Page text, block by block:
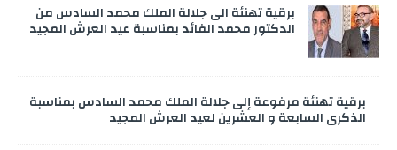
برقية تهنئة الى جلالة الملك محمد السادس من
الدكتور محمد الفائد بمناسبة عيد العرش المجيد
برقية تهنئة مرفوعة إلى جلالة الملك محمد السادس بمناسبة
الذكرى السابعة و العشرين لعيد العرش المجيد